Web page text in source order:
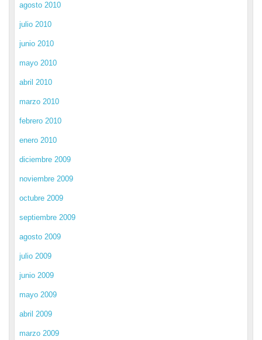
agosto 2010
julio 2010
junio 2010
mayo 2010
abril 2010
marzo 2010
febrero 2010
enero 2010
diciembre 2009
noviembre 2009
octubre 2009
septiembre 2009
agosto 2009
julio 2009
junio 2009
mayo 2009
abril 2009
marzo 2009